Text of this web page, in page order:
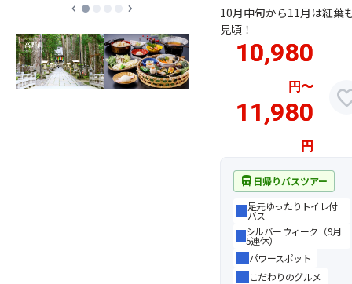
chevron_left chevron_right
10月中旬から11月は紅葉
見頃！
10,980
円〜
11,980
円
directions_bus 日帰りバスツアー
足元ゆったりトイレ付
バス
シルバーウィーク（9月
5連休）
パワースポット
こだわりのグルメ